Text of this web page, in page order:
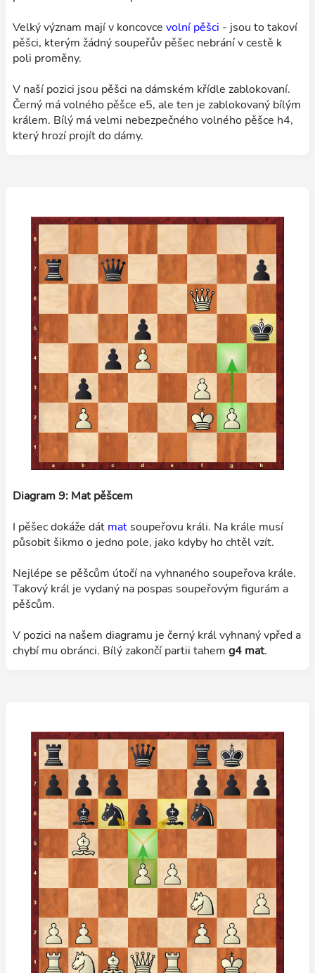
Velký význam mají v koncovce volní pěšci - jsou to takoví
pěšci, kterým žádný soupeřův pěšec nebrání v cestě k
poli proměny.
V naší pozici jsou pěšci na dámském křídle zablokovaní.
Černý má volného pěšce e5, ale ten je zablokovaný bílým
králem. Bílý má velmi nebezpečného volného pěšce h4,
který hrozí projít do dámy.
Diagram 9: Mat pěšcem
I pěšec dokáže dát matsoupeřovu králi. Na krále musí
působit šikmo o jedno pole, jako kdyby ho chtěl vzít.
Nejlépe se pěšcům útočí na vyhnaného soupeřova krále.
Takový král je vydaný na pospas soupeřovým figurám a
pěšcům.
V pozici na našem diagramu je černý král vyhnaný vpřed a
chybí mu obránci. Bílý zakončí partii tahem g4 mat.